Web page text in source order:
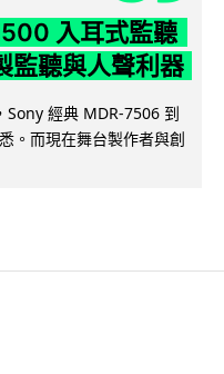
入耳式監聽
監聽與人聲利器
Sony 經典 MDR-7506 到
。而現在舞台製作者與創